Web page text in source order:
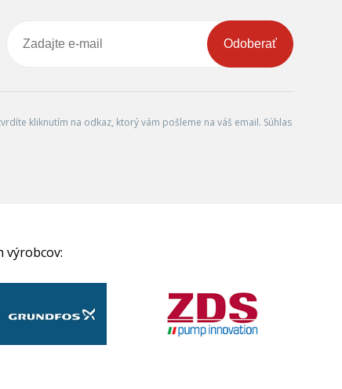
Odoberať
kliknutím na odkaz, ktorý vám pošleme na váš email. Súhlas
výrobcov: